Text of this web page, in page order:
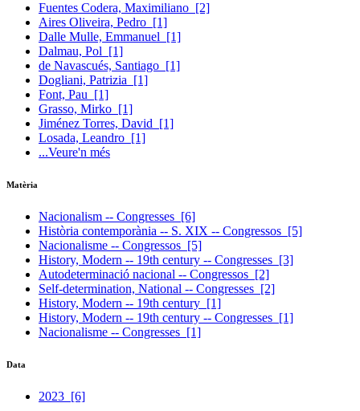
Fuentes Codera, Maximiliano [2]
Aires Oliveira, Pedro [1]
Dalle Mulle, Emmanuel [1]
Dalmau, Pol [1]
de Navascués, Santiago [1]
Dogliani, Patrizia [1]
Font, Pau [1]
Grasso, Mirko [1]
Jiménez Torres, David [1]
Losada, Leandro [1]
...Veure'n més
Matèria
Nacionalism -- Congresses [6]
Història contemporània -- S. XIX -- Congressos [5]
Nacionalisme -- Congressos [5]
History, Modern -- 19th century -- Congresses [3]
Autodeterminació nacional -- Congressos [2]
Self-determination, National -- Congresses [2]
History, Modern -- 19th century [1]
History, Modern -- 19th century -- Congresses [1]
Nacionalisme -- Congresses [1]
Data
2023 [6]